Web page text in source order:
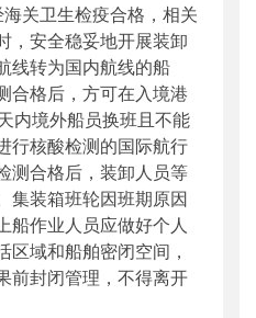
关卫生检疫合格，相关
，安全稳妥地开展装卸
线转为国内航线的船
合格后，方可在入境港
内境外船员换班且不能
行核酸检测的国际航行
测合格后，装卸人员等
集装箱班轮因班期原因
船作业人员应做好个人
区域和船舶密闭空间，
前封闭管理，不得离开